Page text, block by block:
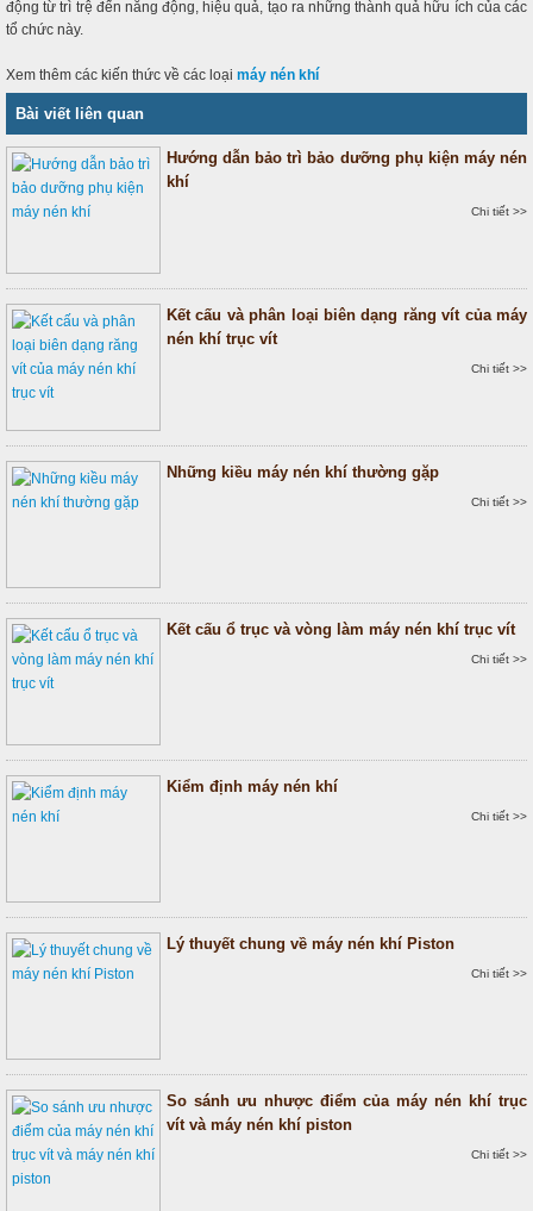
động từ trì trệ đến năng động, hiệu quả, tạo ra những thành quả hữu ích của các
tổ chức này.
Xem thêm các kiến thức về các loại máy nén khí
Bài viết liên quan
Hướng dẫn bảo trì bảo dưỡng phụ kiện máy nén
khí
Chi tiết >>
Kết cấu và phân loại biên dạng răng vít của máy
nén khí trục vít
Chi tiết >>
Những kiều máy nén khí thường gặp
Chi tiết >>
Kết cấu ổ trục và vòng làm máy nén khí trục vít
Chi tiết >>
Kiểm định máy nén khí
Chi tiết >>
Lý thuyết chung về máy nén khí Piston
Chi tiết >>
So sánh ưu nhược điểm của máy nén khí trục
vít và máy nén khí piston
Chi tiết >>